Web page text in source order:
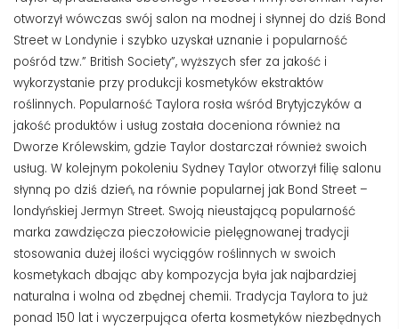
otworzył wówczas swój salon na modnej i słynnej do dziś Bond
Street w Londynie i szybko uzyskał uznanie i popularność
pośród tzw.” British Society”, wyższych sfer za jakość i
wykorzystanie przy produkcji kosmetyków ekstraktów
roślinnych. Popularność Taylora rosła wśród Brytyjczyków a
jakość produktów i usług została doceniona również na
Dworze Królewskim, gdzie Taylor dostarczał również swoich
usług. W kolejnym pokoleniu Sydney Taylor otworzył filię salonu
słynną po dziś dzień, na równie popularnej jak Bond Street –
londyńskiej Jermyn Street. Swoją nieustającą popularność
marka zawdzięcza pieczołowicie pielęgnowanej tradycji
stosowania dużej ilości wyciągów roślinnych w swoich
kosmetykach dbając aby kompozycja była jak najbardziej
naturalna i wolna od zbędnej chemii. Tradycja Taylora to już
ponad 150 lat i wyczerpująca oferta kosmetyków niezbędnych